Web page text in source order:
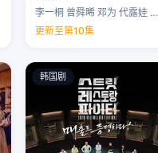
李一桐 曾舜晞 邓为 代露娃 …
更新至第10集
韩国剧